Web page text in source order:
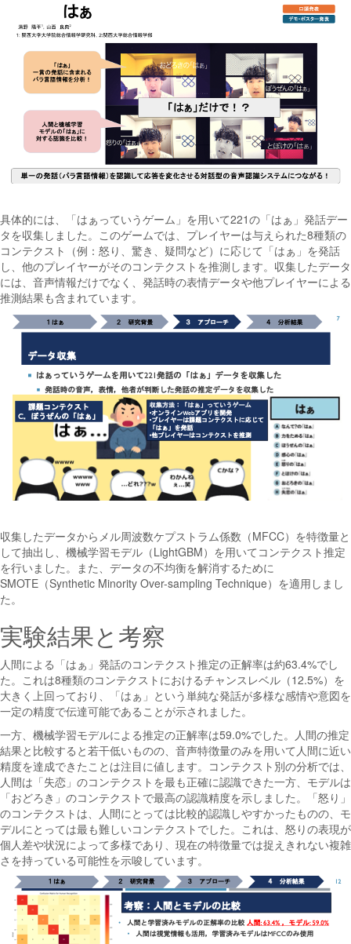
具体的には、「はぁっていうゲーム」を用いて221の「はぁ」発話デー
タを収集しました。このゲームでは、プレイヤーは与えられた8種類の
コンテクスト（例：怒り、驚き、疑問など）に応じて「はぁ」を発話
し、他のプレイヤーがそのコンテクストを推測します。収集したデータ
には、音声情報だけでなく、発話時の表情データや他プレイヤーによる
推測結果も含まれています。
収集したデータからメル周波数ケプストラム係数（MFCC）を特徴量と
して抽出し、機械学習モデル（LightGBM）を用いてコンテクスト推定
を行いました。また、データの不均衡を解消するために
SMOTE（Synthetic Minority Over-sampling Technique）を適用しまし
た。
実験結果と考察
人間による「はぁ」発話のコンテクスト推定の正解率は約63.4%でし
た。これは8種類のコンテクストにおけるチャンスレベル（12.5%）を
大きく上回っており、「はぁ」という単純な発話が多様な感情や意図を
一定の精度で伝達可能であることが示されました。
一方、機械学習モデルによる推定の正解率は59.0%でした。人間の推定
結果と比較すると若干低いものの、音声特徴量のみを用いて人間に近い
精度を達成できたことは注目に値します。コンテクスト別の分析では、
人間は「失恋」のコンテクストを最も正確に認識できた一方、モデルは
「おどろき」のコンテクストで最高の認識精度を示しました。「怒り」
のコンテクストは、人間にとっては比較的認識しやすかったものの、モ
デルにとっては最も難しいコンテクストでした。これは、怒りの表現が
個人差や状況によって多様であり、現在の特徴量では捉えきれない複雑
さを持っている可能性を示唆しています。